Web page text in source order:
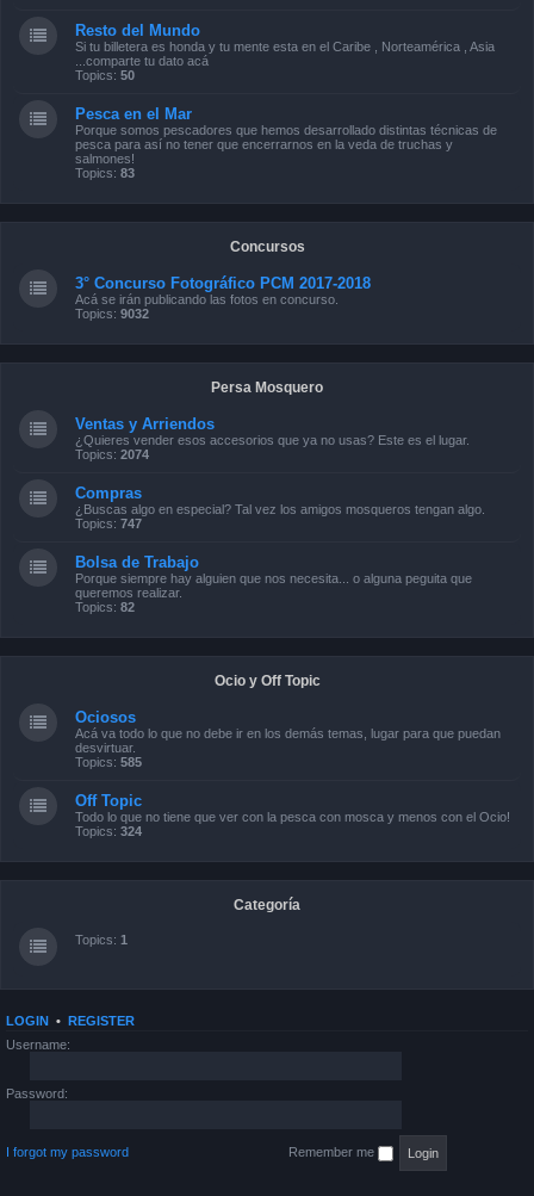
Resto del Mundo
Si tu billetera es honda y tu mente esta en el Caribe , Norteamérica , Asia
...comparte tu dato acá
Topics: 50
Pesca en el Mar
Porque somos pescadores que hemos desarrollado distintas técnicas de
pesca para así no tener que encerrarnos en la veda de truchas y
salmones!
Topics: 83
Concursos
3° Concurso Fotográfico PCM 2017-2018
Acá se irán publicando las fotos en concurso.
Topics: 9032
Persa Mosquero
Ventas y Arriendos
¿Quieres vender esos accesorios que ya no usas? Este es el lugar.
Topics: 2074
Compras
¿Buscas algo en especial? Tal vez los amigos mosqueros tengan algo.
Topics: 747
Bolsa de Trabajo
Porque siempre hay alguien que nos necesita... o alguna peguita que
queremos realizar.
Topics: 82
Ocio y Off Topic
Ociosos
Acá va todo lo que no debe ir en los demás temas, lugar para que puedan
desvirtuar.
Topics: 585
Off Topic
Todo lo que no tiene que ver con la pesca con mosca y menos con el Ocio!
Topics: 324
Categoría
Topics: 1
LOGIN • REGISTER
Username:
Password:
I forgot my password Remember me